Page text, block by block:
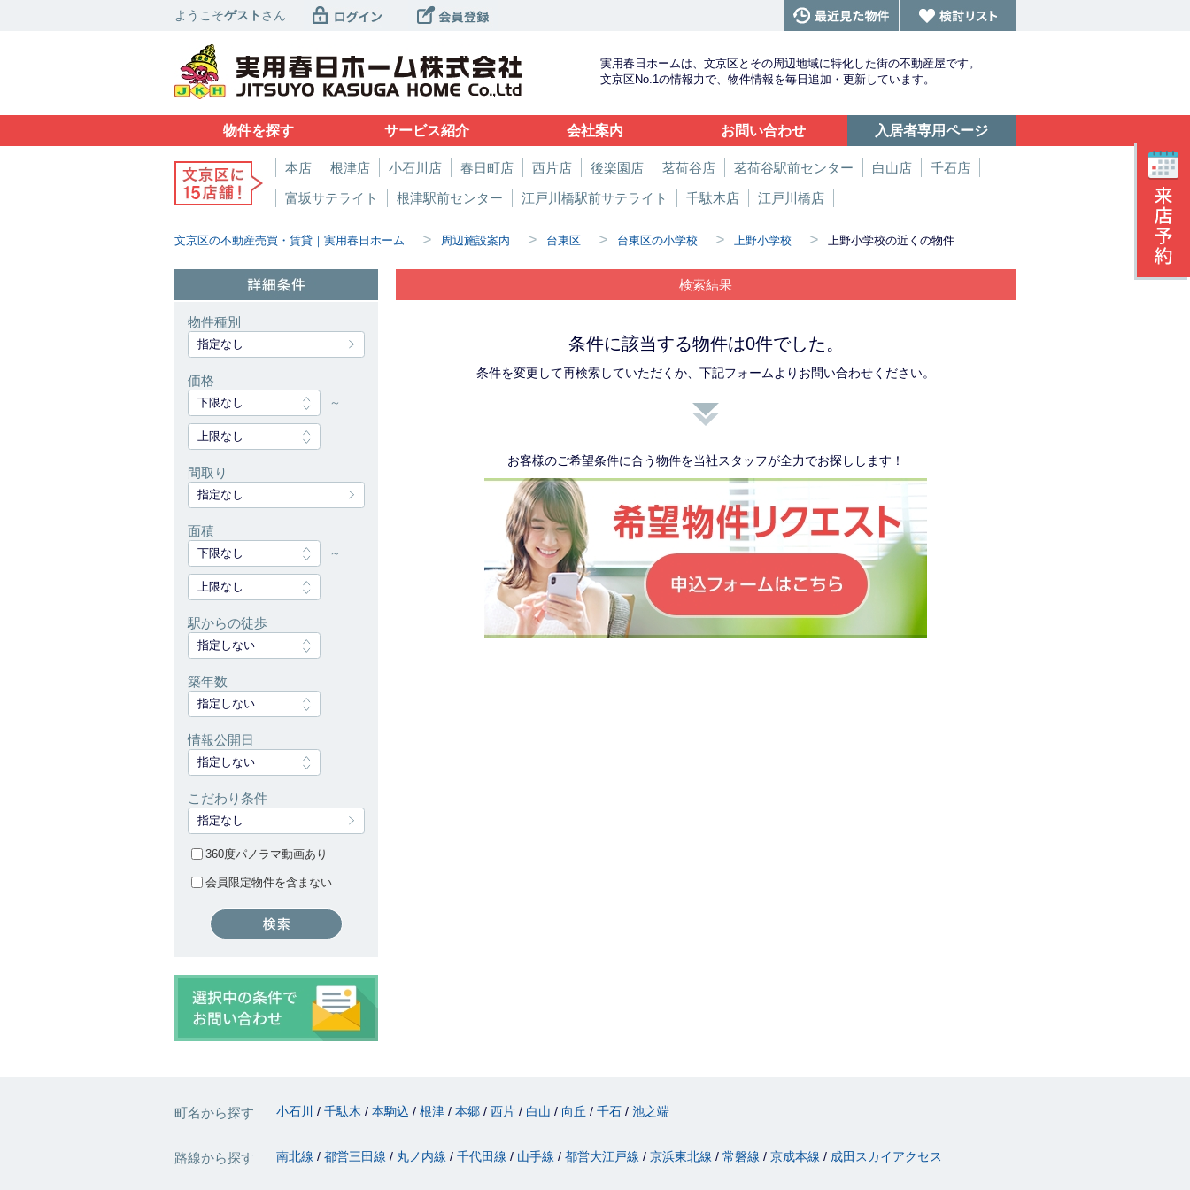
ようこそゲスト さん
実用春日ホームは、文京区とその周辺地域に特化した街の不動産屋です。
文京区No.1の情報力で、物件情報を毎日追加・更新しています。
物件を探す サービス紹介 会社案内 お問い合わせ 入居者専用ページ
本店 根津店 小石川店 春日町店 西片店 後楽園店 茗荷谷店 茗荷谷駅前センター 白山店
千石店
富坂サテライト
根津駅前センター 江戸川橋駅前サテライト 千駄木店 江戸川橋店
文京区の不動産売買・賃貸｜実用春日ホーム > 周辺施設案内 > 台東区 > 台東区の小学校 > 上野小学校 > 上野小学校の近くの物件
検索結果
条件に該当する物件は0件でした。
条件を変更して再検索していただくか、下記フォームよりお問い合わせください。
お客様のご希望条件に合う物件を当社スタッフが全力でお探しします！
物件種別
指定なし
価格
下限なし ～
上限なし
間取り
指定なし
面積
下限なし ～
上限なし
駅からの徒歩
指定しない
築年数
指定しない
情報公開日
指定しない
こだわり条件
指定なし
360度パノラマ動画あり
会員限定物件を含まない
町名から探す 小石川 千駄木 本駒込 根津 本郷 西片 白山 向丘 千石 池之端
路線から探す 南北線 都営三田線 丸ノ内線 千代田線 山手線 都営大江戸線 京浜東北線 常磐線 京成本線 成田スカイアクセス